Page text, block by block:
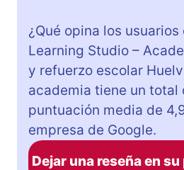
¿Qué opina los usuarios
Learning Studio –
y refuerzo escolar
academia tiene un total
puntuación media de
empresa de Google.
Dejar una reseña en